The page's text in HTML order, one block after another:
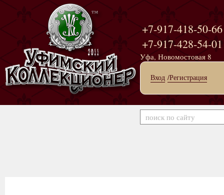
+7-917-418-50-66
+7-917-428-54-01
Уфа, Новомостовая 8
Вход /Регистрация